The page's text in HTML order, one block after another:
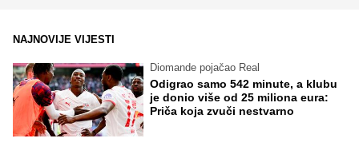
NAJNOVIJE VIJESTI
Diomande pojačao Real
Odigrao samo 542 minute, a klubu
je donio više od 25 miliona eura:
Priča koja zvuči nestvarno